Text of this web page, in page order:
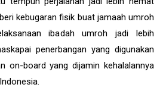
kebugaran fisik buat jamaah umroh
ibadah umroh jadi lebih
penerbangan yang digunakan
on-board yang dijamin kehalalannya